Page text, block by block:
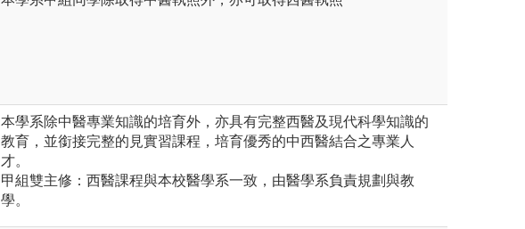
本學系除中醫專業知識的培育外，亦具有完整西醫及現代科學知識的
教育，並銜接完整的見實習課程，培育優秀的中西醫結合之專業人
才。
甲組雙主修：西醫課程與本校醫學系一致，由醫學系負責規劃與教
學。